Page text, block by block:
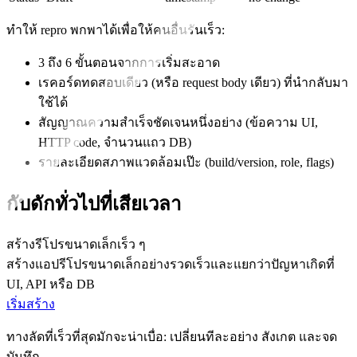
ทำให้ repro พกพาได้เพื่อให้คนอื่นรันเร็ว:
3 ถึง 6 ขั้นตอนจากการเริ่มสะอาด
เรคอร์ดทดสอบเดียว (หรือ request body เดียว) ที่นำกลับมา
ใช้ได้
สัญญาณความสำเร็จชัดเจนหนึ่งอย่าง (ข้อความ UI,
HTTP code, จำนวนแถว DB)
รายละเอียดสภาพแวดล้อมเป๊ะ (build/version, role, flags)
กับดักทั่วไปที่เสียเวลา
สร้างรีโปรขนาดเล็กเร็ว ๆ
สร้างแอปรีโปรขนาดเล็กอย่างรวดเร็วและแยกว่าปัญหาเกิดที่
UI, API หรือ DB
เริ่มสร้าง
ทางลัดที่เร็วที่สุดมักจะน่าเบื่อ: เปลี่ยนทีละอย่าง สังเกต และจด